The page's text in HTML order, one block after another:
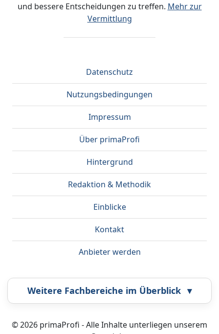
und bessere Entscheidungen zu treffen. Mehr zur
Vermittlung
Datenschutz
Nutzungsbedingungen
Impressum
Über primaProfi
Hintergrund
Redaktion & Methodik
Einblicke
Kontakt
Anbieter werden
Weitere Fachbereiche im Überblick ▾
Airbrush Bestatter
© 2026 primaProfi - Alle Inhalte unterliegen unserem